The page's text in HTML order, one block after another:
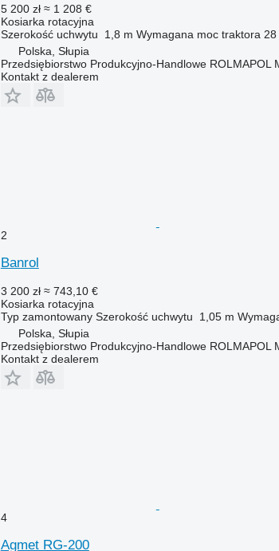
5 200 zł ≈ 1 208 €
Kosiarka rotacyjna
Szerokość uchwytu
1,8 m Wymagana moc traktora 28
Polska, Słupia
Przedsiębiorstwo Produkcyjno-Handlowe ROLMAPOL
Kontakt z dealerem
2
Banrol
3 200 zł ≈ 743,10 €
Kosiarka rotacyjna
Typ zamontowany Szerokość uchwytu 1,05 m
Polska, Słupia
Przedsiębiorstwo Produkcyjno-Handlowe ROLMAPOL
Kontakt z dealerem
4
Agmet RG-200